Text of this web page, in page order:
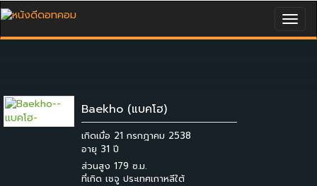
Baekho (แบคโฮ)
เกิดเมื่อ 21 กรกฎาคม 2538
ส่วนสูง 179 ซ.ม.
ที่เกิด เชจู ประเทศเกาหลีใต้